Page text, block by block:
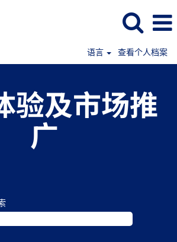
语言 查看个人档案
验及市场推
广